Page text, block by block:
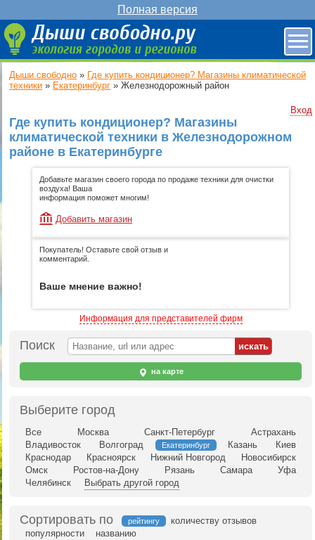
Полная версия
Дыши свободно » Где купить кондиционер? Магазины климатической
техники » Екатеринбург » Железнодорожный район
Вход
Где купить кондиционер? Магазины
климатической техники в Железнодорожном
районе в Екатеринбурге
Добавьте магазин своего города по продаже техники для очистки
воздуха! Ваша
информация поможет многим!
Добавить магазин
Покупатель! Оставьте свой отзыв и
комментарий.
Ваше мнение важно!
Информация для представителей фирм
Поиск
на карте
Выберите город
Все Москва Санкт-Петербург
Астрахань
Владивосток
Волгоград Екатеринбург Казань
Киев
Краснодар
Красноярск Нижний Новгород
Новосибирск
Омск
Ростов-на-Дону Рязань Самара
Уфа
Челябинск
Выбрать другой город
Сортировать по рейтингу
количеству отзывов
популярности
названию